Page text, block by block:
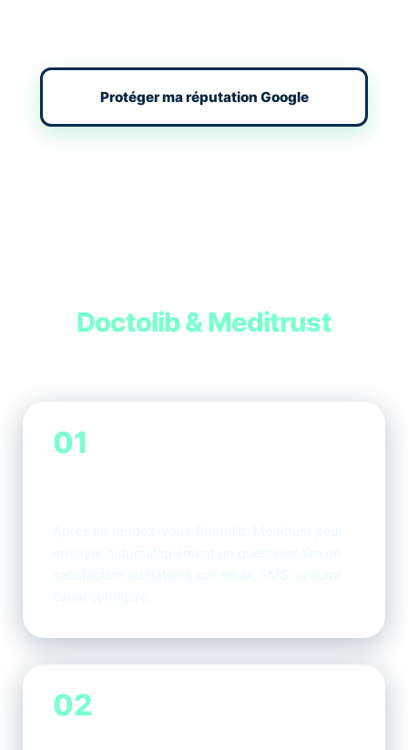
Protéger ma réputation Google
Doctolib & Meditrust
01
02